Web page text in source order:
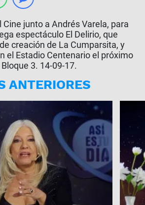
junto a Andrés Varela, para
espectáculo El Delirio, que
creación de La Cumparsita, y
el Estadio Centenario el próximo
3. 14-09-17.
ANTERIORES